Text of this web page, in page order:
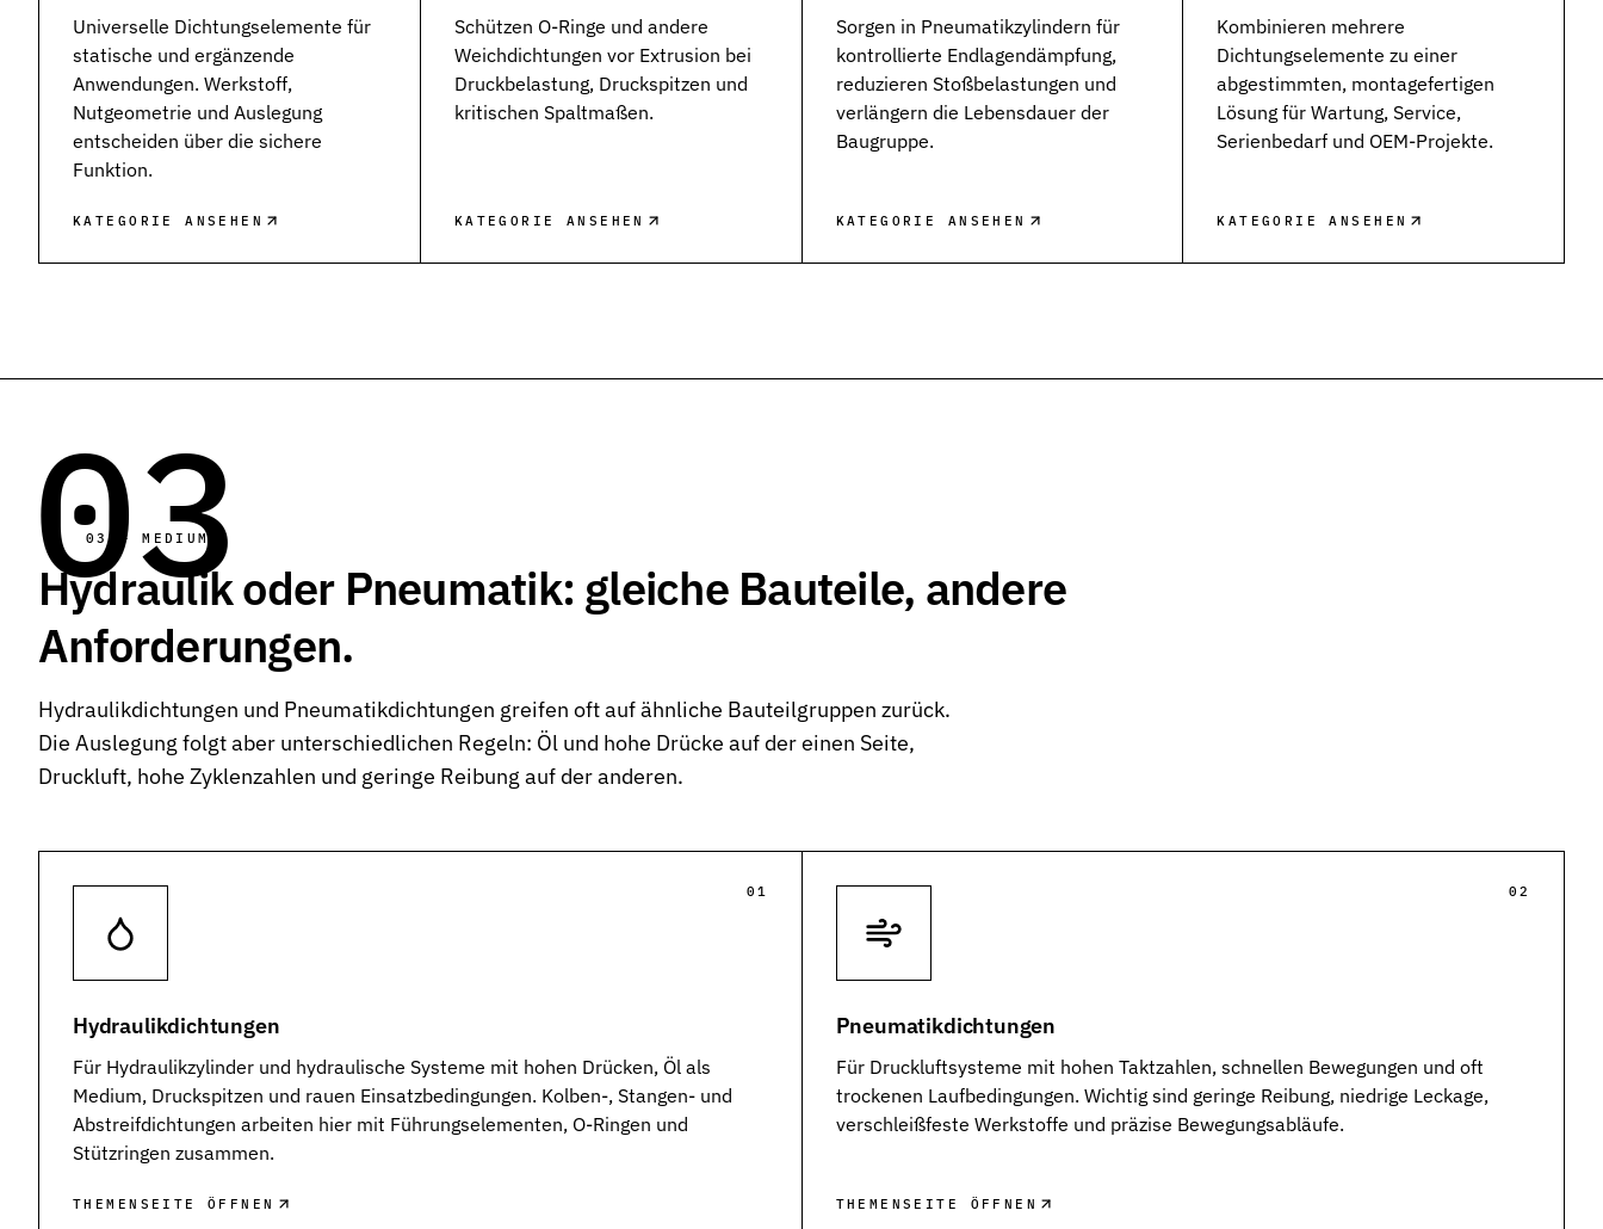
Datenschutz
Informationen zum Schutz Ihrer Daten
Dichtungsarten im Überblick
Grundlagenwissen zu Arten, Funktion und Einsatz der wichtigsten Dichtungstypen
Werkstoffe
ISO, DIN und EN-Normen in der Dichtungstechnik – Übersicht und Einzelseiten
Universelle Dichtungselemente für
statische und ergänzende
Anwendungen. Werkstoff,
Nutgeometrie und Auslegung
entscheiden über die sichere
Funktion.
KATEGORIE ANSEHEN
Schützen O-Ringe und andere
Weichdichtungen vor Extrusion bei
Druckbelastung, Druckspitzen und
kritischen Spaltmaßen.
KATEGORIE ANSEHEN
Sorgen in Pneumatikzylindern für
kontrollierte Endlagendämpfung,
reduzieren Stoßbelastungen und
verlängern die Lebensdauer der
Baugruppe.
KATEGORIE ANSEHEN
Kombinieren mehrere
Dichtungselemente zu einer
abgestimmten, montagefertigen
Lösung für Wartung, Service,
Serienbedarf und OEM-Projekte.
KATEGORIE ANSEHEN
03
03 — MEDIUM
Hydraulik oder Pneumatik: gleiche Bauteile, andere
Anforderungen.
Hydraulikdichtungen und Pneumatikdichtungen greifen oft auf ähnliche Bauteilgruppen zurück.
Die Auslegung folgt aber unterschiedlichen Regeln: Öl und hohe Drücke auf der einen Seite,
Druckluft, hohe Zyklenzahlen und geringe Reibung auf der anderen.
01
Hydraulikdichtungen
Für Hydraulikzylinder und hydraulische Systeme mit hohen Drücken, Öl als
Medium, Druckspitzen und rauen Einsatzbedingungen. Kolben-, Stangen- und
Abstreifdichtungen arbeiten hier mit Führungselementen, O-Ringen und
Stützringen zusammen.
THEMENSEITE ÖFFNEN
02
Pneumatikdichtungen
Für Druckluftsysteme mit hohen Taktzahlen, schnellen Bewegungen und oft
trockenen Laufbedingungen. Wichtig sind geringe Reibung, niedrige Leckage,
verschleißfeste Werkstoffe und präzise Bewegungsabläufe.
THEMENSEITE ÖFFNEN